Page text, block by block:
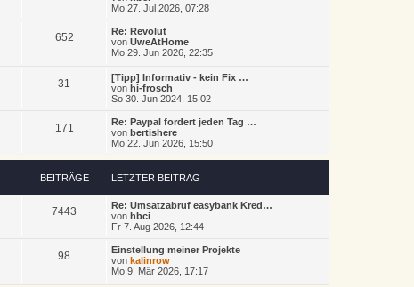
Mo 27. Jul 2026, 07:28
652
Re: Revolut
von UweAtHome
Mo 29. Jun 2026, 22:35
31
[Tipp] Informativ - kein Fix …
von hi-frosch
So 30. Jun 2024, 15:02
171
Re: Paypal fordert jeden Tag …
von bertishere
Mo 22. Jun 2026, 15:50
BEITRÄGE LETZTER BEITRAG
7443
Re: Umsatzabruf easybank Kred…
von hbci
Fr 7. Aug 2026, 12:44
98
Einstellung meiner Projekte
von kalinrow
Mo 9. Mär 2026, 17:17